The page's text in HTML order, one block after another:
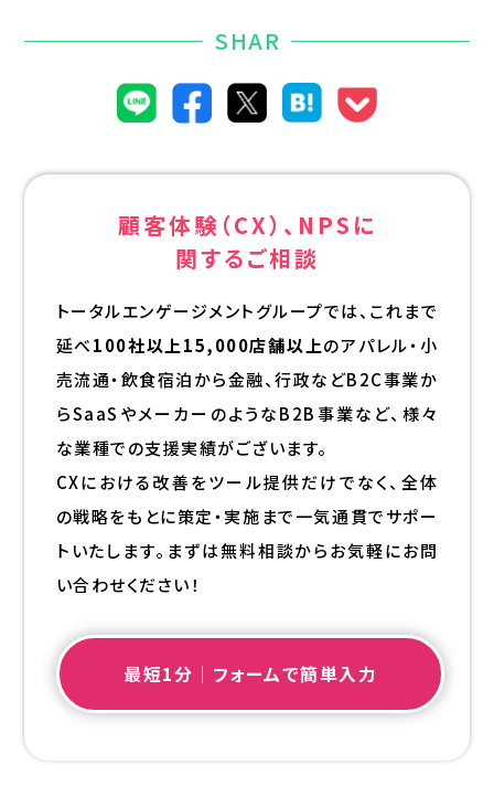
SHAR
顧客体験（CX）、NPSに
関するご相談
トータルエンゲージメントグループでは、これまで
延べ100社以上15,000店舗以上のアパレル・小
売流通・飲食宿泊から金融、行政などB2C事業か
らSaaSやメーカーのようなB2B事業など、様々
な業種での支援実績がございます。
CXにおける改善をツール提供だけでなく、全体
の戦略をもとに策定・実施まで一気通貫でサポー
トいたします。まずは無料相談からお気軽にお問
い合わせください！
最短1分｜フォームで簡単入力